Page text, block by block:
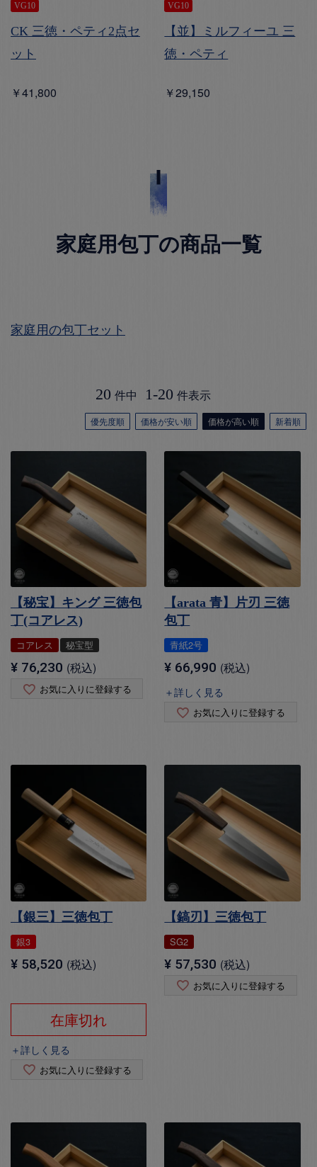
VG10
CK 三徳・ペティ2点セ
ット
￥41,800
VG10
【並】ミルフィーユ 三
徳・ペティ
￥29,150
家庭用包丁の商品一覧
家庭用の包丁セット
優先度順 価格が安い順 価格が高い順 新着順
20 件中 1-20 件表示
【秘宝】キング 三徳包
丁(コアレス)
コアレス 秘宝型
¥ 76,230 税込
お気に入りに登録する
【arata 青】片刃 三徳
包丁
青紙2号
¥ 66,990 税込
＋詳しく見る
お気に入りに登録する
【銀三】三徳包丁
銀3
¥ 58,520 税込
在庫切れ
＋詳しく見る
お気に入りに登録する
【鎬刃】三徳包丁
SG2
¥ 57,530 税込
お気に入りに登録する